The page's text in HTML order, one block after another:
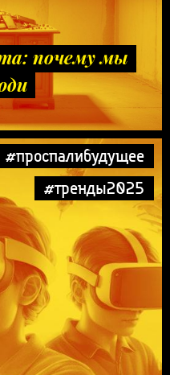
почему мы
#проспалибудущее
#тренды2025